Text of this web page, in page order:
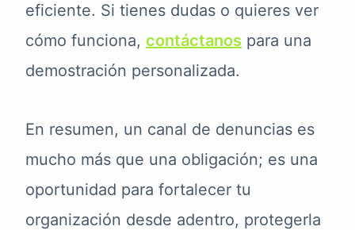
eficiente. Si tienes dudas o quieres ver
cómo funciona, contáctanos para una
demostración personalizada.
En resumen, un canal de denuncias es
mucho más que una obligación; es una
oportunidad para fortalecer tu
organización desde adentro, protegerla